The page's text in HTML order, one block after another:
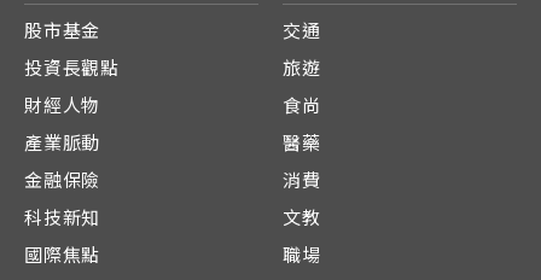
股市基金
投資長觀點
財經人物
產業脈動
金融保險
科技新知
國際焦點
交通
旅遊
食尚
醫藥
消費
文教
職場